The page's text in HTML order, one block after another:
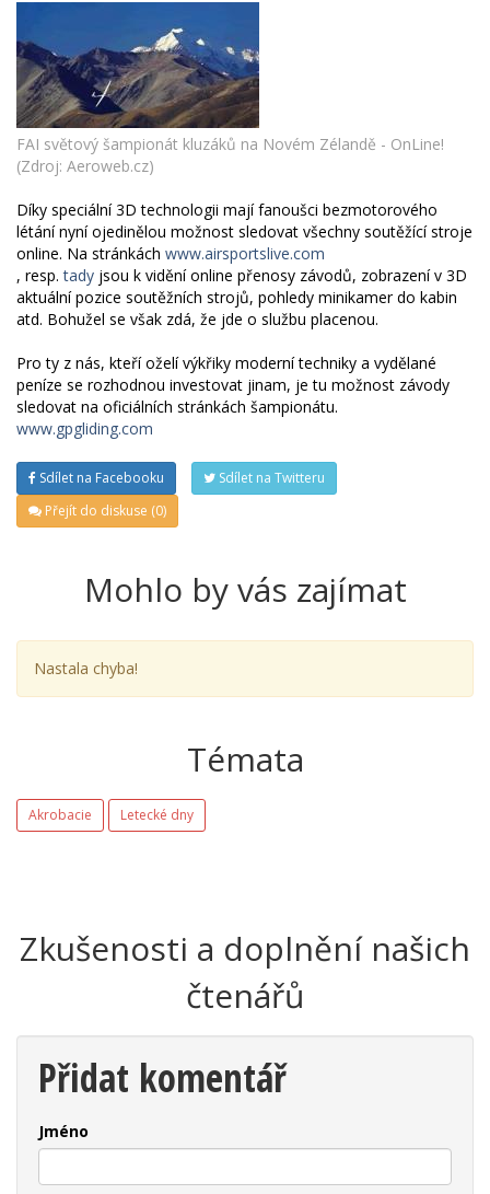
FAI světový šampionát kluzáků na Novém Zélandě - OnLine!
(Zdroj: Aeroweb.cz)
Díky speciální 3D technologii mají fanoušci bezmotorového
létání nyní ojedinělou možnost sledovat všechny soutěžící stroje
online. Na stránkách www.airsportslive.com
, resp.tady jsou k vidění online přenosy závodů, zobrazení v 3D
aktuální pozice soutěžních strojů, pohledy minikamer do kabin
atd. Bohužel se však zdá, že jde o službu placenou.
Pro ty z nás, kteří oželí výkřiky moderní techniky a vydělané
peníze se rozhodnou investovat jinam, je tu možnost závody
sledovat na oficiálních stránkách šampionátu.
www.gpgliding.com
Sdílet na Facebooku
Sdílet na Twitteru
Přejít do diskuse (0)
Mohlo by vás zajímat
Nastala chyba!
Témata
Akrobacie Letecké dny
Zkušenosti a doplnění našich
čtenářů
Přidat komentář
Jméno